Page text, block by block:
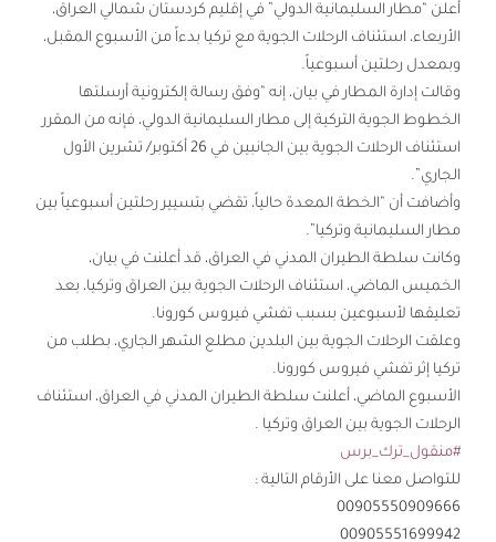
أعلن “مطار السليمانية الدولي” في إقليم كردستان شمالي العراق،
الأربعاء، استئناف الرحلات الجوية مع تركيا بدءاً من الأسبوع المقبل،
وبمعدل رحلتين أسبوعياً.
وقالت إدارة المطار في بيان، إنه “وفق رسالة إلكترونية أرسلتها
الخطوط الجوية التركية إلى مطار السليمانية الدولي، فإنه من المقرر
استئناف الرحلات الجوية بين الجانبين في 26 أكتوبر/ تشرين الأول
الجاري”.
وأضافت أن “الخطة المعدة حالياً، تقضي بتسيير رحلتين أسبوعياً بين
مطار السليمانية وتركيا”.
وكانت سلطة الطيران المدني في العراق، قد أعلنت في بيان،
الخميس الماضي، استئناف الرحلات الجوية بين العراق وتركيا، بعد
تعليقها لأسبوعين بسبب تفشي فيروس كورونا.
وعلقت الرحلات الجوية بين البلدين مطلع الشهر الجاري، بطلب من
تركيا إثر تفشي فيروس كورونا.
الأسبوع الماضي، أعلنت سلطة الطيران المدني في العراق، استئناف
الرحلات الجوية بين العراق وتركيا .
#منقول_ترك_برس
للتواصل معنا على الأرقام التالية :
00905550909666
00905551699942